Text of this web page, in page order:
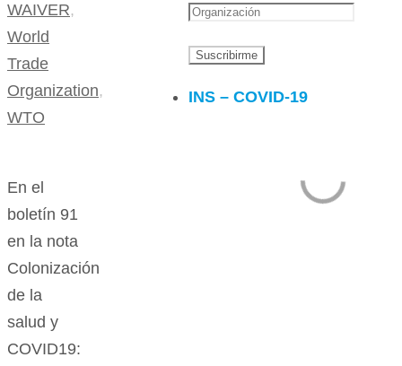
WAIVER,
World
Trade
Organization,
WTO
En el
boletín 91
en la nota
Colonización
de la
salud y
COVID19:
INS – COVID-19